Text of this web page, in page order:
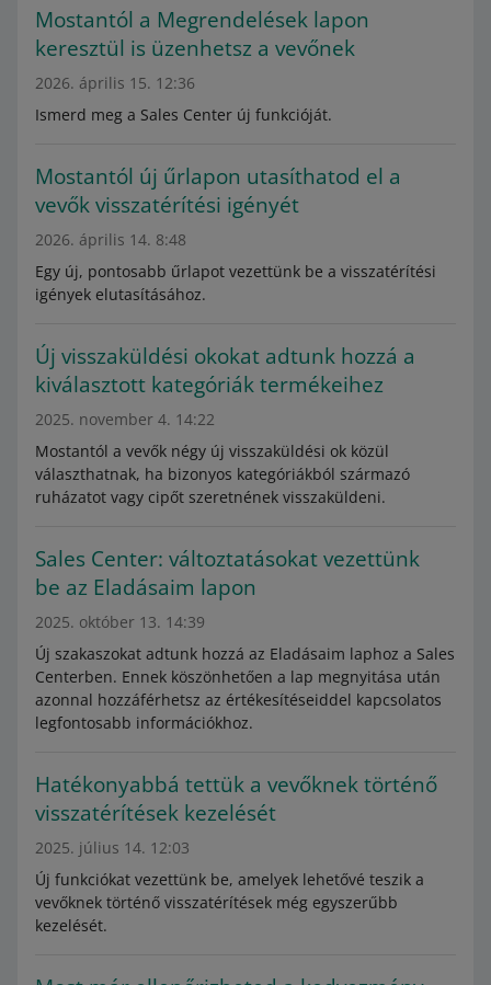
Mostantól a Megrendelések lapon
keresztül is üzenhetsz a vevőnek
2026. április 15. 12:36
Ismerd meg a Sales Center új funkcióját.
Mostantól új űrlapon utasíthatod el a
vevők visszatérítési igényét
2026. április 14. 8:48
Egy új, pontosabb űrlapot vezettünk be a visszatérítési
igények elutasításához.
Új visszaküldési okokat adtunk hozzá a
kiválasztott kategóriák termékeihez
2025. november 4. 14:22
Mostantól a vevők négy új visszaküldési ok közül
választhatnak, ha bizonyos kategóriákból származó
ruházatot vagy cipőt szeretnének visszaküldeni.
Sales Center: változtatásokat vezettünk
be az Eladásaim lapon
2025. október 13. 14:39
Új szakaszokat adtunk hozzá az Eladásaim laphoz a Sales
Centerben. Ennek köszönhetően a lap megnyitása után
azonnal hozzáférhetsz az értékesítéseiddel kapcsolatos
legfontosabb információkhoz.
Hatékonyabbá tettük a vevőknek történő
visszatérítések kezelését
2025. július 14. 12:03
Új funkciókat vezettünk be, amelyek lehetővé teszik a
vevőknek történő visszatérítések még egyszerűbb
kezelését.